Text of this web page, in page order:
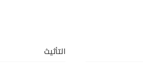
التأثيث